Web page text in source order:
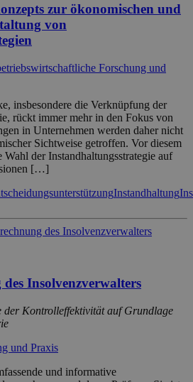
zur ökonomischen und
von
Forschung und
insbesondere die Verknüpfung der
rückt immer mehr in den Fokus von
in Unternehmen werden daher nicht
Sichtweise getroffen. Vor diesem
der Instandhaltungsstrategie auf
[…]
Instandhaltung
Insolvenzverwalters
der Kontrolleffektivität auf Grundlage
und Praxis
und informative